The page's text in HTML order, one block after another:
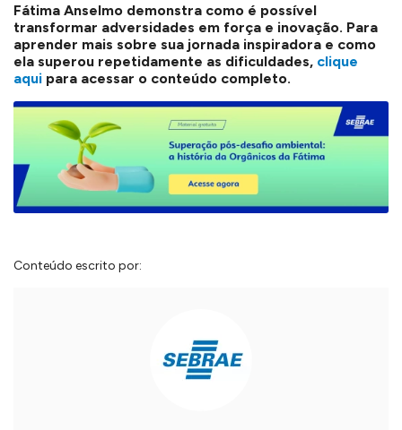
Fátima Anselmo demonstra como é possível
transformar adversidades em força e inovação. Para
aprender mais sobre sua jornada inspiradora e como
ela superou repetidamente as dificuldades, clique
aqui para acessar o conteúdo completo.
Conteúdo escrito por: